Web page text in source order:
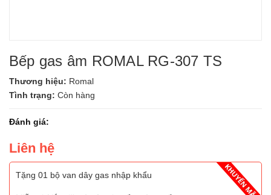
Bếp gas âm ROMAL RG-307 TS
Thương hiệu: Romal
Tình trạng: Còn hàng
Đánh giá:
Liên hệ
Tặng 01 bộ van dây gas nhập khẩu